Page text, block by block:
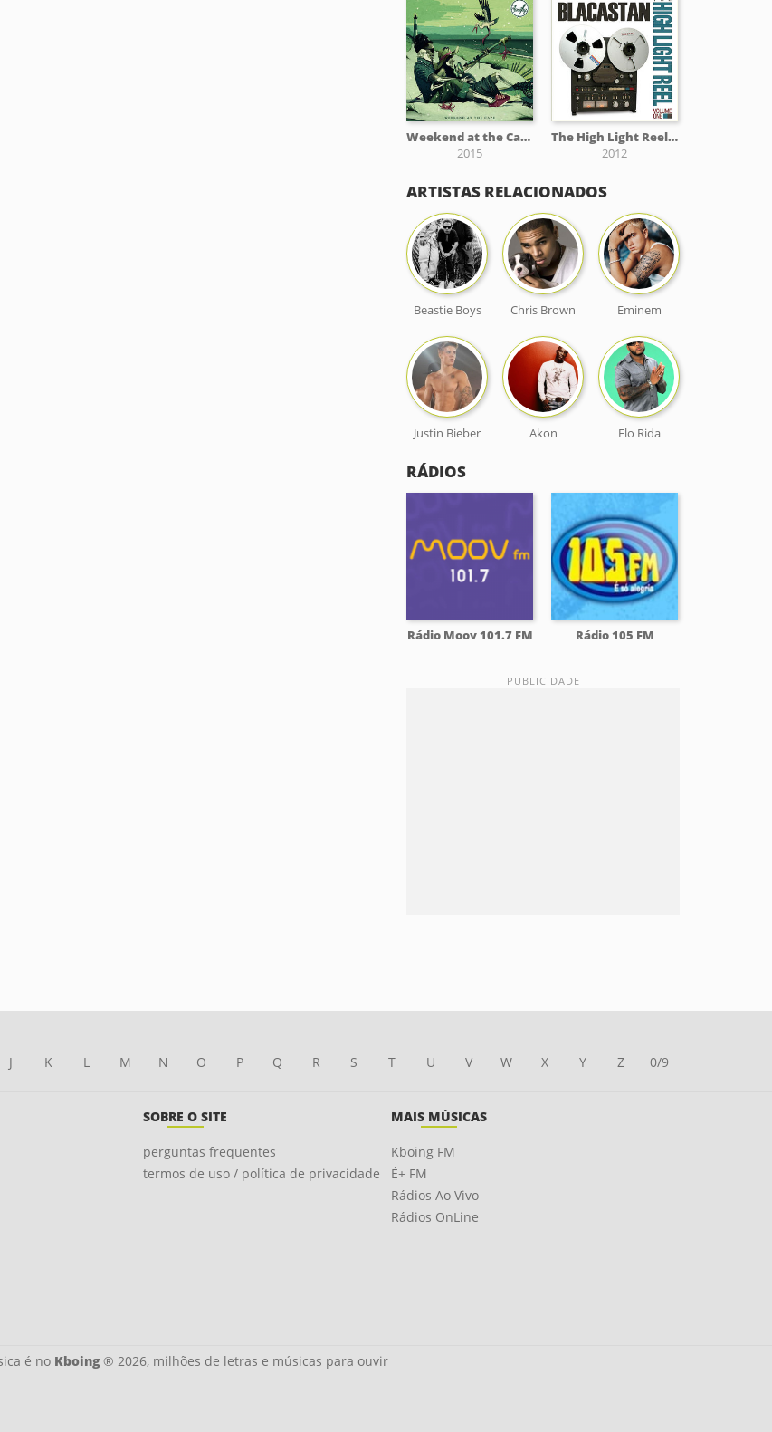
Weekend at the Cape
2015
The High Light Reel, Vol. I
2012
ARTISTAS RELACIONADOS
Beastie Boys Chris Brown Eminem
Justin Bieber Akon Flo Rida
RÁDIOS
Rádio Moov 101.7 FM Rádio 105 FM
J K L M N O P Q R S T U V W X Y Z 0/9
SOBRE O SITE
perguntas frequentes
termos de uso / política de privacidade
MAIS MÚSICAS
Kboing FM
É+ FM
Rádios Ao Vivo
Rádios OnLine
é no Kboing® 2026, milhões de letras e músicas para ouvir